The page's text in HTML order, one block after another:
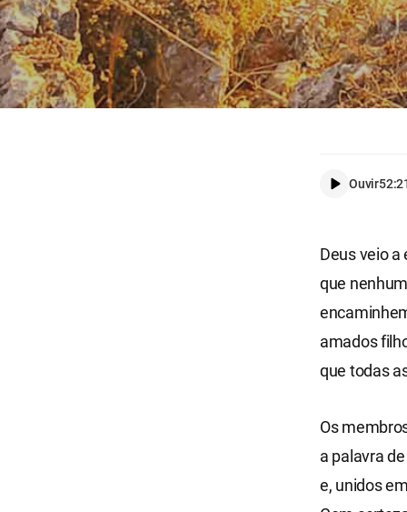
Ouvir
Deus veio a
que
amados
que todas
Os
a palavra
e, unidos